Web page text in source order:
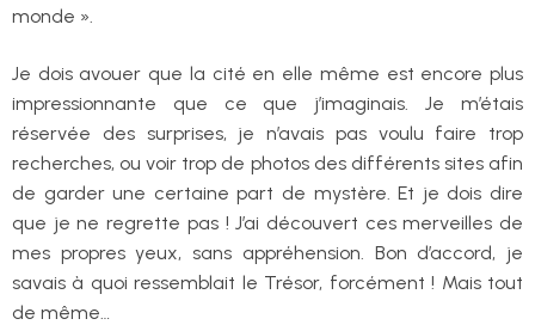
monde ».
Je dois avouer que la cité en elle même est encore plus
impressionnante que ce que j’imaginais. Je m’étais
réservée des surprises, je n’avais pas voulu faire trop
recherches, ou voir trop de photos des différents sites afin
de garder une certaine part de mystère. Et je dois dire
que je ne regrette pas ! J’ai découvert ces merveilles de
mes propres yeux, sans appréhension. Bon d’accord, je
savais à quoi ressemblait le Trésor, forcément ! Mais tout
de même…